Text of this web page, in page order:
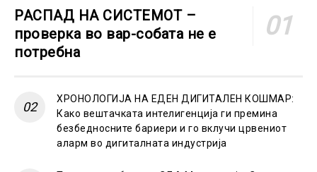
РАСПАД НА СИСТЕМОТ –
проверка во вар-собата не е
потребна
ХРОНОЛОГИЈА НА ЕДЕН ДИГИТАЛЕН КОШМАР:
Како вештачката интелигенција ги премина
безбедносните бариери и го вклучи црвениот
аларм во дигиталната индустрија